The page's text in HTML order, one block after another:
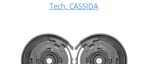
Tech, CASSIDA